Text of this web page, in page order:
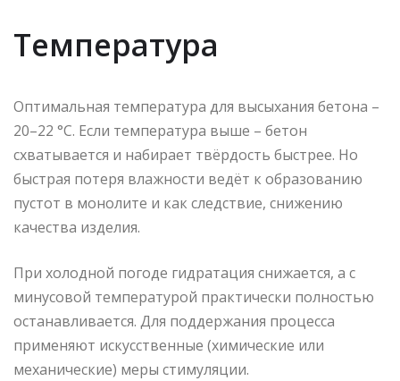
Температура
Оптимальная температура для высыхания бетона –
20–22 °C. Если температура выше – бетон
схватывается и набирает твёрдость быстрее. Но
быстрая потеря влажности ведёт к образованию
пустот в монолите и как следствие, снижению
качества изделия.
При холодной погоде гидратация снижается, а с
минусовой температурой практически полностью
останавливается. Для поддержания процесса
применяют искусственные (химические или
механические) меры стимуляции.